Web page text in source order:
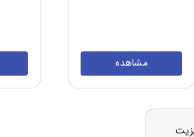
مشاهده